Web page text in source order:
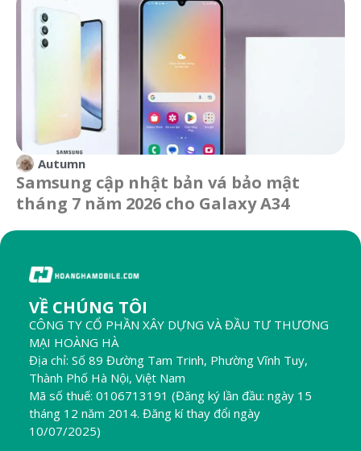
Autumn
Samsung cập nhật bản vá bảo mật
tháng 7 năm 2026 cho Galaxy A34
VỀ CHÚNG TÔI
CÔNG TY CỔ PHẦN XÂY DỰNG VÀ ĐẦU TƯ THƯƠNG
MẠI HOÀNG HÀ
Địa chỉ: Số 89 Đường Tam Trinh, Phường Vĩnh Tuy,
Thành Phố Hà Nội, Việt Nam
Mã số thuế: 0106713191 (Đăng ký lần đầu: ngày 15
tháng 12 năm 2014. Đăng kí thay đổi ngày
10/07/2025)